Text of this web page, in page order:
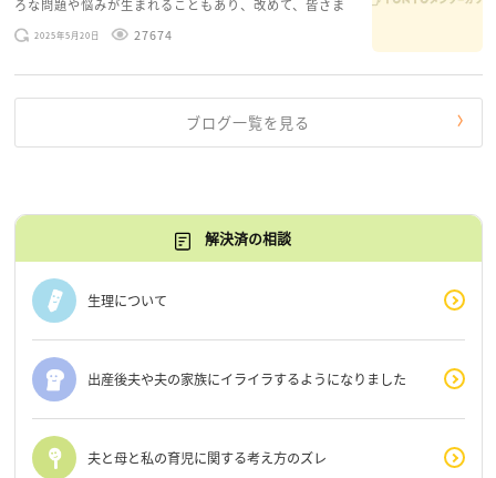
ろな問題や悩みが生まれることもあり、改めて、皆さま
のお悩みを読みながら 「みんな、もがいてる。わたし
だけじゃないんだな」と、逆に励まされるような日々で
2025年5月20日 27674
ブログ一覧を見る
解決済の相談
生理について
出産後夫や夫の家族にイライラするようになりました
夫と母と私の育児に関する考え方のズレ